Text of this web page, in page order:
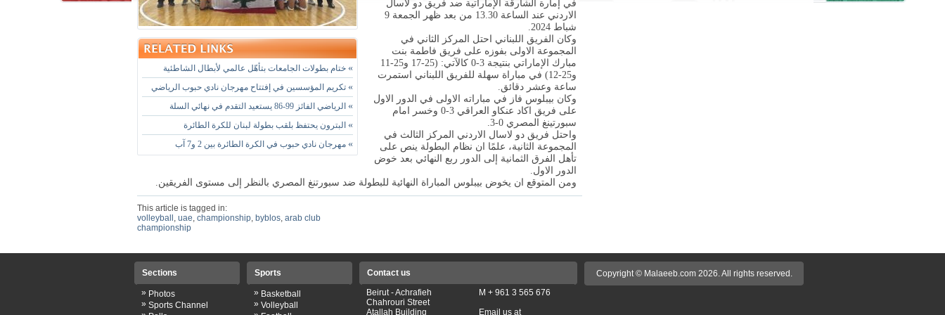
» ختام بطولات الجامعات بتأهّل عالمي لأبطال الشاطئية
» تكريم المؤسسين في إفتتاح مهرجان نادي حبوب الرياضي
» الرياضي الفائز 99-86 يستعيد التقدم في نهائي السلة
» البترون يحتفظ بلقب بطولة لبنان للكرة الطائرة
» مهرجان نادي حبوب في الكرة الطائرة بين 2 و7 آب
في إمارة الشارقة الإماراتية ضد فريق دو لاسال
الاردني عند الساعة 13.30 من بعد ظهر الجمعة 9
شباط 2024.
وكان الفريق اللبناني احتل المركز الثاني في
المجموعة الاولى بفوزه على فريق فاطمة بنت
مبارك الإماراتي بنتيجة 3-0 كالآتي: (25-17 و25-11
و25-12) في مباراة سهلة للفريق اللبناني استمرت
ساعة وعشر دقائق.
وكان بيبلوس فاز في مباراته الاولى في الدور الاول
على فريق اكاد عنكاو العراقي 3-0 وخسر امام
سبورتينغ المصري 0-3.
واحتل فريق دو لاسال الاردني المركز الثالث في
المجموعة الثانية، علمًا ان نظام البطولة ينص على
تأهل الفرق الثمانية إلى الدور ربع النهائي بعد خوض
الدور الاول.
ومن المتوقع ان يخوض بيبلوس المباراة النهائية للبطولة ضد سبورتنغ المصري بالنظر إلى مستوى الفريقين.
This article is tagged in:
volleyball , uae, championship, byblos, arab club
championship
Sections
» Photos
» Sports Channel
Sports
» Basketball
» Volleyball
Contact us
Beirut - Achrafieh
Chahrouri Street
Atallah Building
M + 961 3 565 676
Email us at
Copyright © Malaeeb.com 2026. All rights reserved.